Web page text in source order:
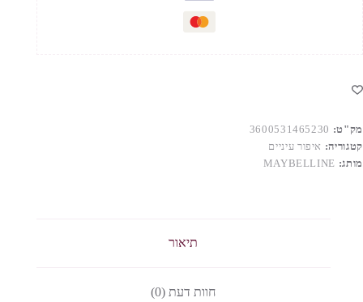
מק"ט: 3600531465230
קטגוריה: איפור עיניים
מותג: MAYBELLINE
תיאור
חוות דעת (0)